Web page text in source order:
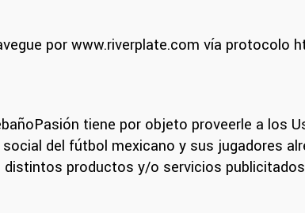
por www.riverplate.com vía
tiene por objeto proveerle a los
del fútbol mexicano y sus jugadores
productos y/o servicios